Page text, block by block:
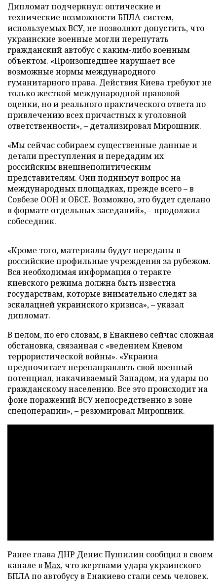
Дипломат подчеркнул: оптические и
технические возможности БПЛА-систем,
используемых ВСУ, не позволяют допустить, что
украинские военные могли перепутать
гражданский автобус с каким-либо военным
объектом. «Произошедшее нарушает все
возможные нормы международного
гуманитарного права. Действия Киева требуют не
только жесткой международной правовой
оценки, но и реального практического ответа по
привлечению всех причастных к уголовной
ответственности», – детализировал Мирошник.
«Мы сейчас собираем существенные данные и
детали преступления и передадим их
российским внешнеполитическим
представителям. Они поднимут вопрос на
международных площадках, прежде всего – в
Совбезе ООН и ОБСЕ. Возможно, это будет сделано
в формате отдельных заседаний», – продолжил
собеседник.
«Кроме того, материалы будут переданы в
российские профильные учреждения за рубежом.
Вся необходимая информация о теракте
киевского режима должна быть известна
государствам, которые внимательно следят за
эскалацией украинского кризиса», – указал
дипломат.
В целом, по его словам, в Енакиево сейчас сложная
обстановка, связанная с «ведением Киевом
террористической войны». «Украина
предпочитает перенаправлять свой военный
потенциал, накачиваемый Западом, на удары по
гражданскому населению. Все это происходит на
фоне поражений ВСУ непосредственно в зоне
спецоперации», – резюмировал Мирошник.
Ранее глава ДНР Денис Пушилин сообщил в своем
канале в Max, что жертвами удара украинского
БПЛА по автобусу в Енакиево стали семь человек.